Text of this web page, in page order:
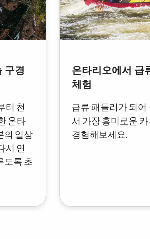
구경
터 천
온타
의 일상
시 연
도록 초
온타리오에서 급
체험
급류 패들러가 되어
서 가장 흥미로운
경험해보세요.